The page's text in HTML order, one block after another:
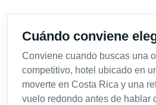
Cuándo conviene
Conviene cuando buscas una
competitivo, hotel ubicado en
moverte en Costa Rica y una
vuelo redondo antes de hablar